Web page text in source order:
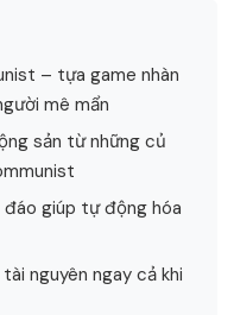
– tựa game nhàn
mê mẩn
sản từ những củ
giúp tự động hóa
nguyên ngay cả khi